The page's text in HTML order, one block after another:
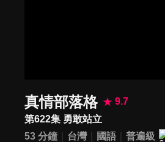
真情部落格
9.7
第622集 勇敢站立
53 分鐘
台灣 國語
普遍級